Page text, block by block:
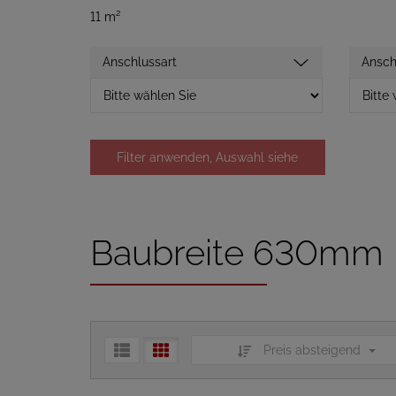
11 m²
Anschlussart
Filter anwenden, Auswahl siehe
Baubreite 630mm
Preis absteigend